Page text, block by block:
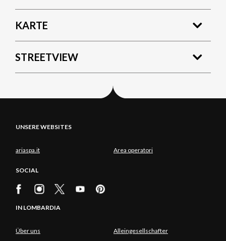
KARTE
STREETVIEW
UNSERE WEBSITES
ariaspa.it Area operatori
SOCIAL
IN LOMBARDIA
Über uns Alleingesellschafter